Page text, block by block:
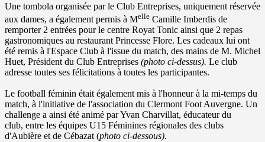
Une tombola organisée par le Club Entreprises, uniquement réservée
aux dames, a également permis à Melle Camille Imberdis de
remporter 2 entrées pour le centre Royat Tonic ainsi que 2 repas
gastronomiques au restaurant Princesse Flore. Les cadeaux lui ont
été remis à l'Espace Club à l'issue du match, des mains de M. Michel
Huet, Président du Club Entreprises (photo ci-dessus). Le club
adresse toutes ses félicitations à toutes les participantes.
Le football féminin était également mis à l'honneur à la mi-temps du
match, à l'initiative de l'association du Clermont Foot Auvergne. Un
challenge a ainsi été animé par Yvan Charvillat, éducateur du
club, entre les équipes U15 Féminines régionales des clubs
d'Aubière et de Cébazat (photo ci-dessous).